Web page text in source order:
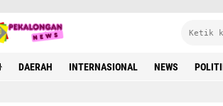
DAERAH INTERNASIONAL NEWS